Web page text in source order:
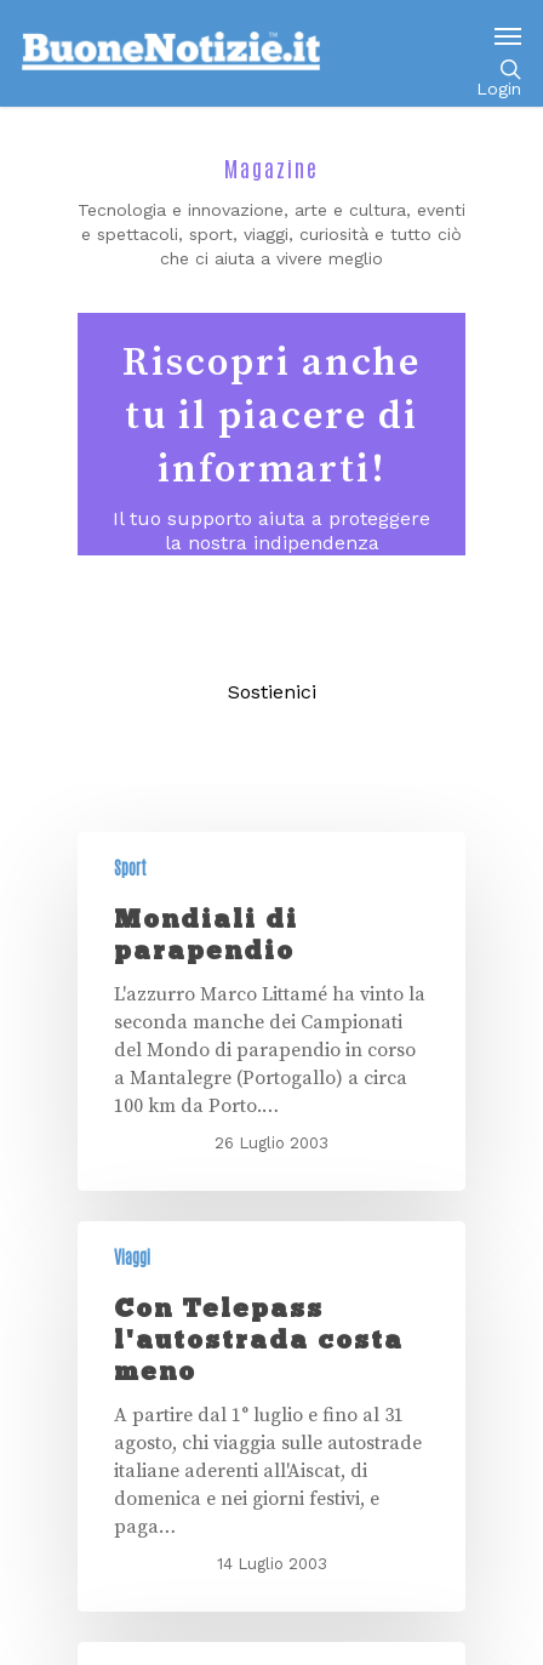
Login
Magazine
Tecnologia e innovazione, arte e cultura, eventi
e spettacoli, sport, viaggi, curiosità e tutto ciò
che ci aiuta a vivere meglio
Riscopri anche
tu il piacere di
informarti!
Il tuo supporto aiuta a proteggere
la nostra indipendenza
Sostienici
Sport
Mondiali di
parapendio
L'azzurro Marco Littamé ha vinto la
seconda manche dei Campionati
del Mondo di parapendio in corso
a Mantalegre (Portogallo) a circa
100 km da Porto.…
26 Luglio 2003
Viaggi
Con Telepass
l'autostrada costa
meno
A partire dal 1° luglio e fino al 31
agosto, chi viaggia sulle autostrade
italiane aderenti all'Aiscat, di
domenica e nei giorni festivi, e
paga…
14 Luglio 2003